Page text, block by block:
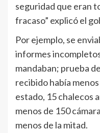
seguridad que eran
fracaso” explicó el
Por ejemplo, se
informes
mandaban; prueba
recibido había
estado, 15 chalecos
menos de 150
menos de la mitad.